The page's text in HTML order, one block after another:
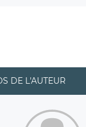
Sédar Senghor, joignable
droit d’introduire une
de contrôle.
DE L'AUTEUR